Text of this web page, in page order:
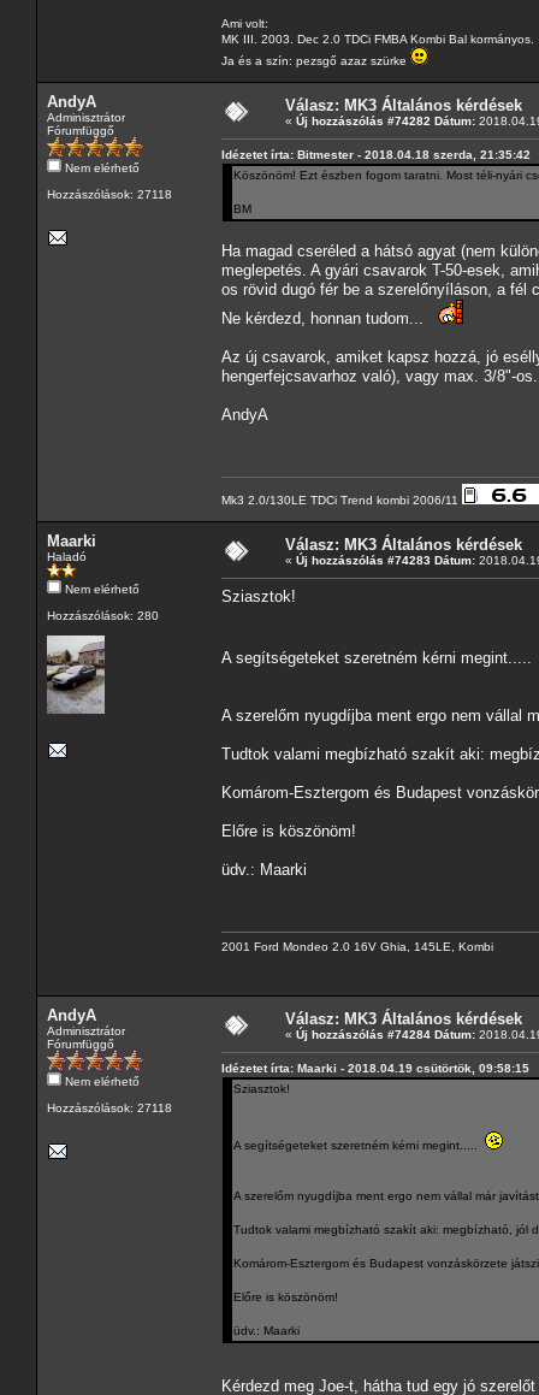
Ami volt:
MK III. 2003. Dec 2.0 TDCi FMBA Kombi Bal kormányos.
Ja és a szín: pezsgő azaz szürke
AndyA
Adminisztrátor
Fórumfüggő
Nem elérhető
Hozzászólások: 27118
Válasz: MK3 Általános kérdések
« Új hozzászólás #74282 Dátum:
Idézetet írta: Bitmester - 2018.04.18 szerda, 21:35:42
Köszönöm! Ezt észben fogom taratni. Most téli-nyári
BM
Ha magad cseréled a hátsó agyat (nem
meglepetés. A gyári csavarok T-50-esek,
os rövid dugó fér be a szerelőnyíláson, a fél
Ne kérdezd, honnan tudom...
Az új csavarok, amiket kapsz hozzá, jó
hengerfejcsavarhoz való), vagy max. 3/8"-os.
AndyA
Mk3 2.0/130LE TDCi Trend kombi 2006/11
Maarki
Haladó
Nem elérhető
Hozzászólások: 280
Válasz: MK3 Általános kérdések
« Új hozzászólás #74283 Dátum:
Sziasztok!
A segítségeteket szeretném kérni
A szerelőm nyugdíjba ment ergo nem vállal
Tudtok valami megbízható szakít aki:
Komárom-Esztergom és Budapest
Előre is köszönöm!
üdv.: Maarki
2001 Ford Mondeo 2.0 16V Ghia, 145LE, Kombi
AndyA
Adminisztrátor
Fórumfüggő
Nem elérhető
Hozzászólások: 27118
Válasz: MK3 Általános kérdések
« Új hozzászólás #74284 Dátum:
Idézetet írta: Maarki - 2018.04.19 csütörtök, 09:58:15
Sziasztok!
A segítségeteket szeretném kérni megint.....
A szerelőm nyugdíjba ment ergo nem vállal már
Tudtok valami megbízható szakít aki: megbízható, jól
Komárom-Esztergom és Budapest vonzáskörzete
Előre is köszönöm!
üdv.: Maarki
Kérdezd meg Joe-t, hátha tud egy jó